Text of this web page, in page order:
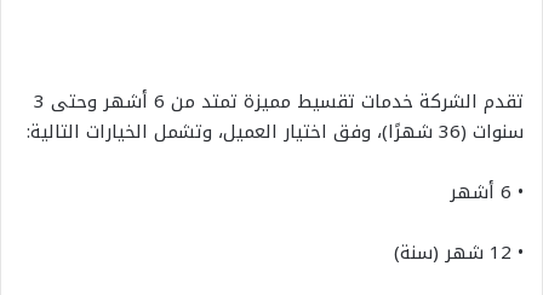
تقدم الشركة خدمات تقسيط مميزة تمتد من 6 أشهر وحتى 3
سنوات (36 شهرًا)، وفق اختيار العميل، وتشمل الخيارات التالية:
• 6 أشهر
• 12 شهر (سنة)